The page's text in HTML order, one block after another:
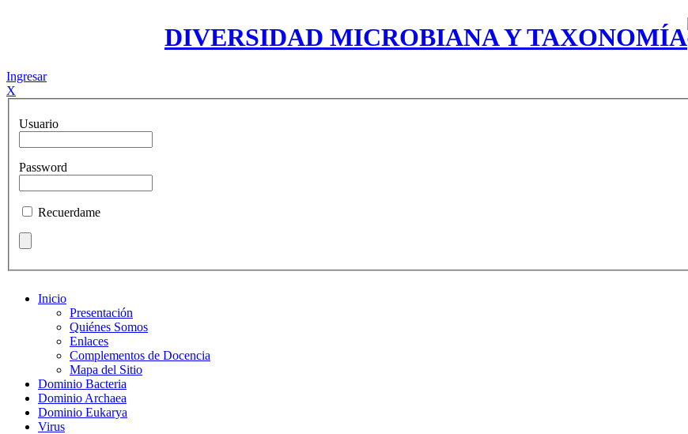
DIVERSIDAD MICROBIANA Y TAXONOMÍA
Ingresar
X
Usuario
Password
Recuerdame
Inicio
Presentación
Quiénes Somos
Enlaces
Complementos de Docencia
Mapa del Sitio
Dominio Bacteria
Dominio Archaea
Dominio Eukarya
Virus